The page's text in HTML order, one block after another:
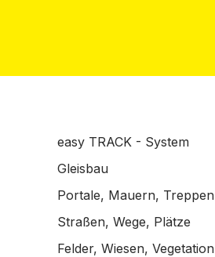
easy TRACK - System
Gleisbau
Portale, Mauern, Treppen
Straßen, Wege, Plätze
Felder, Wiesen, Vegetation